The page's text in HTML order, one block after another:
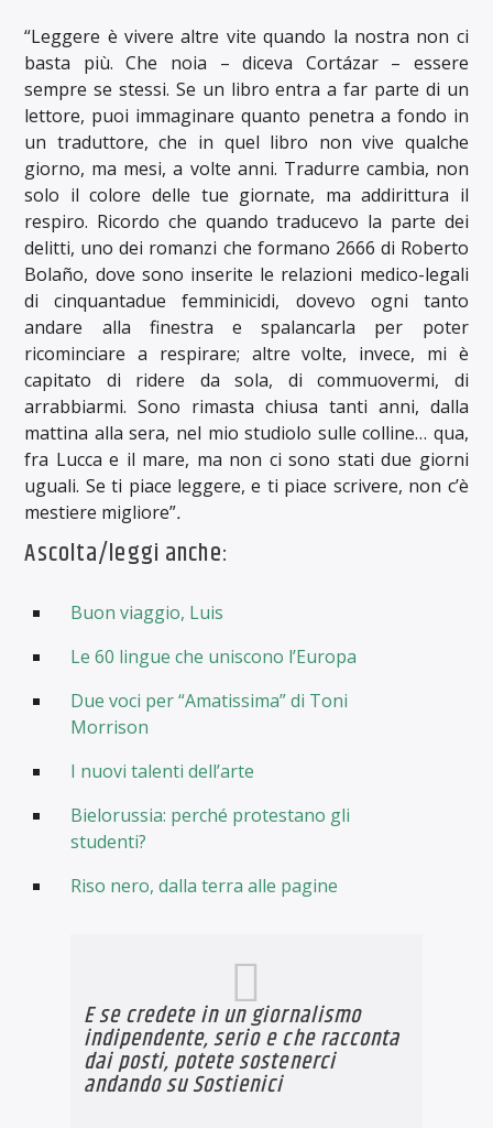
“Leggere è vivere altre vite quando la nostra non ci
basta più. Che noia – diceva Cortázar – essere
sempre se stessi. Se un libro entra a far parte di un
lettore, puoi immaginare quanto penetra a fondo in
un traduttore, che in quel libro non vive qualche
giorno, ma mesi, a volte anni. Tradurre cambia, non
solo il colore delle tue giornate, ma addirittura il
respiro. Ricordo che quando traducevo la parte dei
delitti, uno dei romanzi che formano 2666 di Roberto
Bolaño, dove sono inserite le relazioni medico-legali
di cinquantadue femminicidi, dovevo ogni tanto
andare alla finestra e spalancarla per poter
ricominciare a respirare; altre volte, invece, mi è
capitato di ridere da sola, di commuovermi, di
arrabbiarmi. Sono rimasta chiusa tanti anni, dalla
mattina alla sera, nel mio studiolo sulle colline… qua,
fra Lucca e il mare, ma non ci sono stati due giorni
uguali. Se ti piace leggere, e ti piace scrivere, non c’è
mestiere migliore”.
Ascolta/leggi anche:
Buon viaggio, Luis
Le 60 lingue che uniscono l’Europa
Due voci per “Amatissima” di Toni
Morrison
I nuovi talenti dell’arte
Bielorussia: perché protestano gli
studenti?
Riso nero, dalla terra alle pagine
E se credete in un giornalismo
indipendente, serio e che racconta
dai posti, potete sostenerci
andando suSostienici